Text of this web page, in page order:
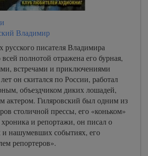
Владимир
русского писателя Владимира
всей полнотой отражена его бурная,
встречами и приключениями
он скитался по России, работал
объездчиком диких лошадей,
актером. Гиляровский был одним из
столичной прессы, его «коньком»
и репортажи, он писал о
и нашумевших событиях, его
репортеров».